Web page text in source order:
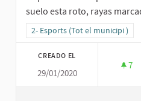
suelo esta roto, rayas
Resultados al filtrar por la
2- Esports (Tot el municipi )
CREADO EL
29/01/2020
7